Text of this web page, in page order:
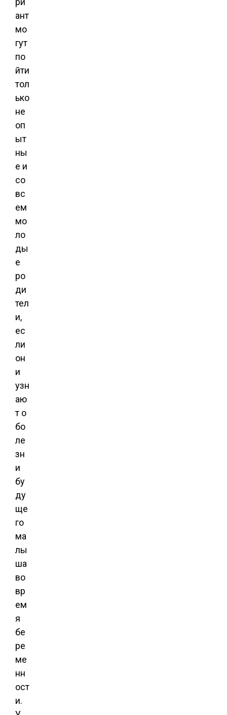
ант
мо
гут
по
йти
тол
ько
не
оп
ыт
ны
е и
со
вс
ем
мо
ло
ды
е
ро
ди
тел
и,
ес
ли
он
и
узн
аю
т о
бо
ле
зн
и
бу
ду
ще
го
ма
лы
ша
во
вр
ем
я
бе
ре
ме
нн
ост
и.